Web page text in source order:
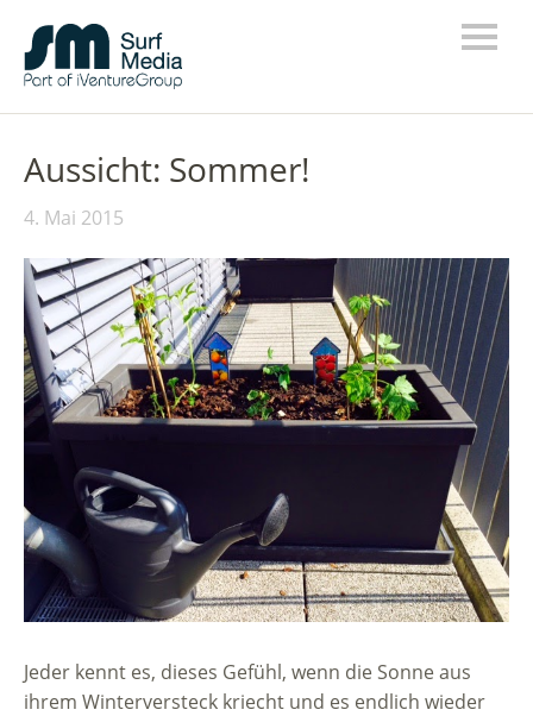
Aussicht: Sommer!
4. Mai 2015
Jeder kennt es, dieses Gefühl, wenn die Sonne aus
ihrem Winterversteck kriecht und es endlich wieder